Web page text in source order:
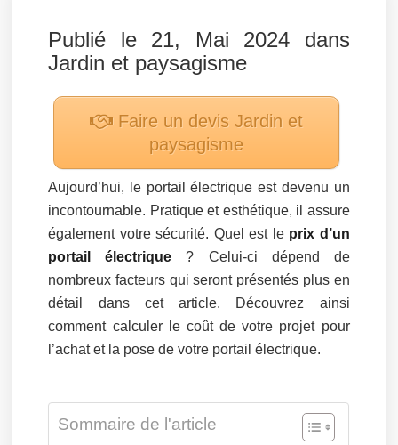
Publié le 21, Mai 2024 dans
Jardin et paysagisme
Faire un devis Jardin et
paysagisme
Aujourd’hui, le portail électrique est devenu un
incontournable. Pratique et esthétique, il assure
également votre sécurité. Quel est le prix d’un
portail électrique ? Celui-ci dépend de
nombreux facteurs qui seront présentés plus en
détail dans cet article. Découvrez ainsi
comment calculer le coût de votre projet pour
l’achat et la pose de votre portail électrique.
Sommaire de l'article